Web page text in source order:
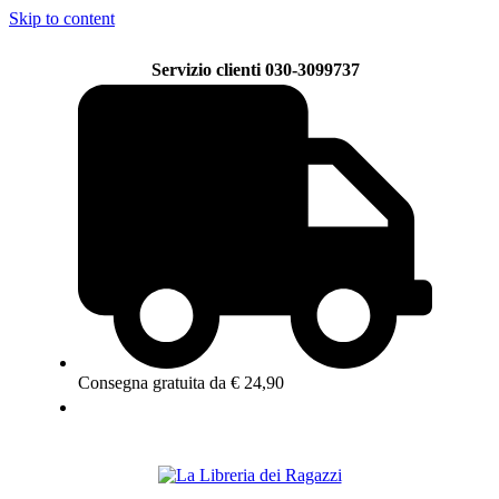
Skip to content
Servizio clienti 030-3099737
Consegna gratuita da € 24,90